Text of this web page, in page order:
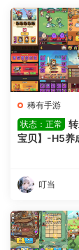
稀有手游
状态：正常
宝贝】-H5养
叮当